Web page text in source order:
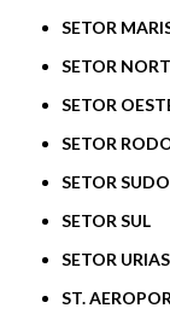
SETOR
SETOR
SETOR
SETOR
SETOR
SETOR SUL
SETOR
ST.